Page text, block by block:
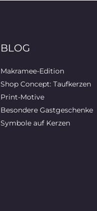
BLOG
Makramee-Edition
Shop Concept: Taufkerzen
Print-Motive
Besondere Gastgeschenke
Symbole auf Kerzen